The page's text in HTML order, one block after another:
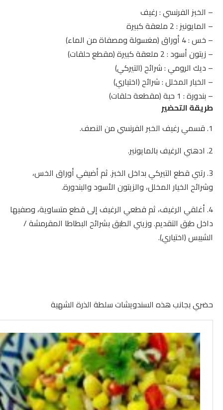
– الخبز الفرنسي : رغيف
– المايونيز : 2 ملعقة كبيرة
– خس : 4 أوراق (مغسولة ومصفاة من الماء)
– زيتون أسود : 2 ملعقة كبيرة (مقطع حلقات)
– ديك الرومي : شرائح (التيركي)
– الخيار المخلل : شرائح (اختياري)
– بندورة : 1 حبة (مقطعة حلقات)
طريقة التحضير
1. قسمي رغيف الخبر الفرنسي من النصف.
2. ادهني الرغيف بالمايونير.
3. رتبي قطع التيركي بداخل الخبز. ثم أضيفي أوراق الخس،
وشرائح الخيار المخلل، والزيتون الأسود والبندورة.
4. أغلقي الرغيف، ثم قطعي الرغيف إلى قطع متساوية، وصفيها
داخل طبق التقديم. وزيني الطبق بشرائح البطاطا المقرمشة /
الشيبس (اختياري).
حضري بجانب هذه السندويشات سلطة الذرة الشهية